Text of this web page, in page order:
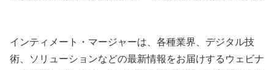
インティメート・マージャーは、各種業界、デジタル技
術、ソリューションなどの最新情報をお届けするウェビナ